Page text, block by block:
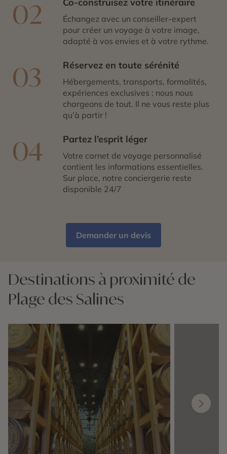
02 Co-construisez votre itinéraire
Échangez avec un conseiller-expert
pour créer un voyage à votre image,
adapté à vos envies et à votre rythme.
03 Réservez en toute sérénité
Hébergements, transports, formalités,
expériences exclusives : nous nous
chargeons de tout. Il ne vous reste plus
qu’à partir !
04 Partez l’esprit léger
Votre carnet de voyage personnalisé
contient les informations essentielles.
Sur place, notre conciergerie reste
disponible 24/7
Demander un devis
Destinations à proximité de
Plage des Salines